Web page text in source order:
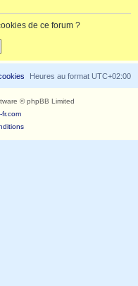
h
de ce forum ?
Heures au format UTC+02:00
© phpBB Limited